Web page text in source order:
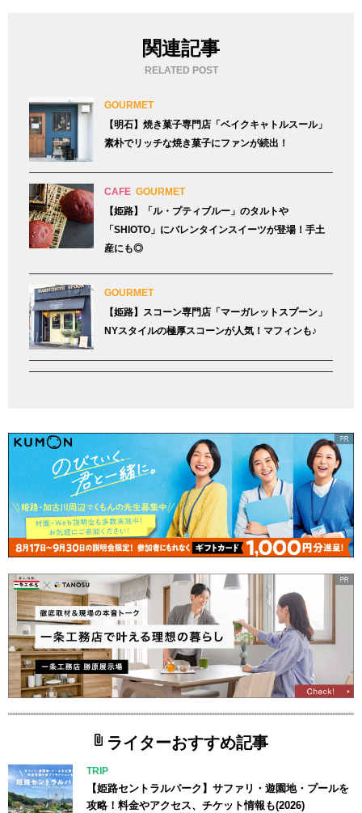
関連記事
RELATED POST
GOURMET
【明石】焼き菓子専門店「ベイクキャトルスール」
素朴でリッチな焼き菓子にファンが続出！
CAFE GOURMET
【姫路】「ル・プティブルー」のタルトや
「SHIOTO」にバレンタインスイーツが登場！手土
産にも◎
GOURMET
【姫路】スコーン専門店「マーガレットスプーン」
NYスタイルの極厚スコーンが人気！マフィンも♪
ライターおすすめ記事
TRIP
【姫路セントラルパーク】サファリ・遊園地・プールを
攻略！料金やアクセス、チケット情報も(2026)